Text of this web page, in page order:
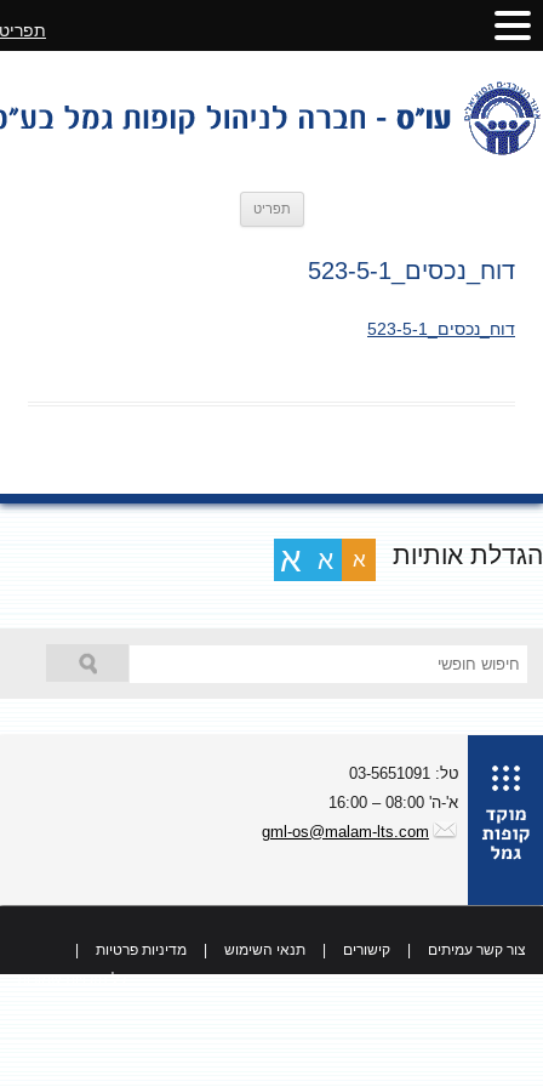
תפריט
דוח_נכסים_523-5-1
דוח_נכסים_523-5-1
אותיות א א א
טל: 03-5651091
א'-ה' 08:00 – 16:00
gml-os@malam-lts.com
צור קשר עמיתים קישורים תנאי השימוש מדיניות פרטיות
כל הזכויות שמורות
תפריט